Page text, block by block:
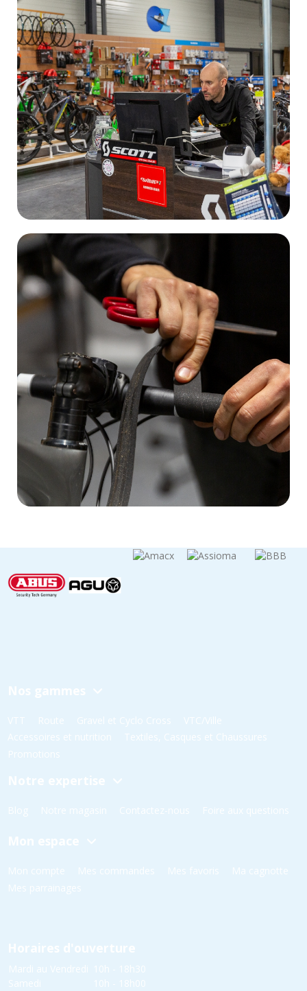
Nos gammes
VTT Route Gravel et Cyclo Cross
VTC/Ville
Accessoires et nutrition
Textiles, Casques et Chaussures
Promotions
Notre expertise
Blog Notre magasin Contactez-nous Foire aux questions
Mon espace
Mon compte Mes commandes Mes favoris
Ma cagnotte
Mes parrainages
Horaires d'ouverture
Mardi au Vendredi
10h - 18h30
Samedi
10h - 18h00